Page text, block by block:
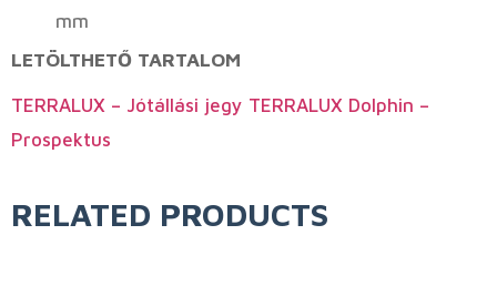
mm
LETÖLTHETŐ TARTALOM
TERRALUX – Jótállási jegy TERRALUX Dolphin –
Prospektus
RELATED PRODUCTS